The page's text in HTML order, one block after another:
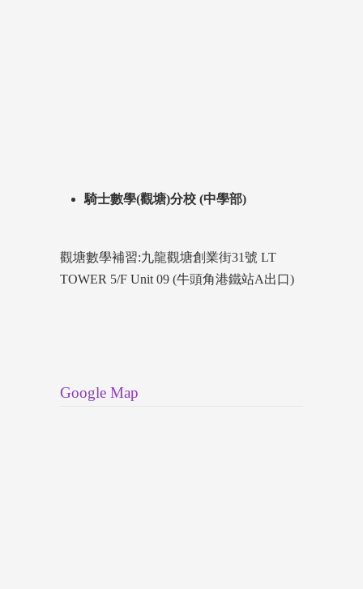
騎士數學(觀塘)分校 (中學部)
觀塘數學補習:九龍觀塘創業街31號 LT
TOWER 5/F Unit 09 (牛頭角港鐵站A出口)
Google Map